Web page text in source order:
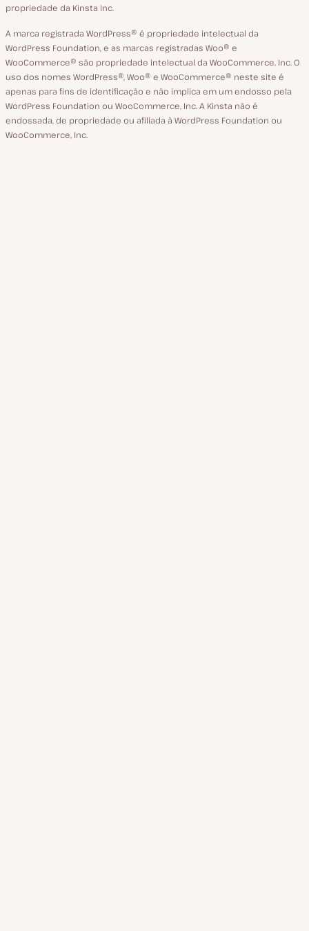
propriedade da Kinsta Inc.
A marca registrada WordPress® é propriedade intelectual da
WordPress Foundation, e as marcas registradas Woo® e
WooCommerce® são propriedade intelectual da WooCommerce, Inc. O
uso dos nomes WordPress®, Woo® e WooCommerce® neste site é
apenas para fins de identificação e não implica em um endosso pela
WordPress Foundation ou WooCommerce, Inc. A Kinsta não é
endossada, de propriedade ou afiliada à WordPress Foundation ou
WooCommerce, Inc.